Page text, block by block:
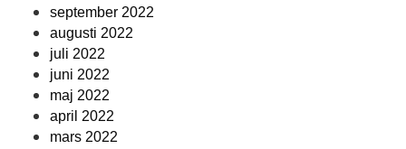
september 2022
augusti 2022
juli 2022
juni 2022
maj 2022
april 2022
mars 2022